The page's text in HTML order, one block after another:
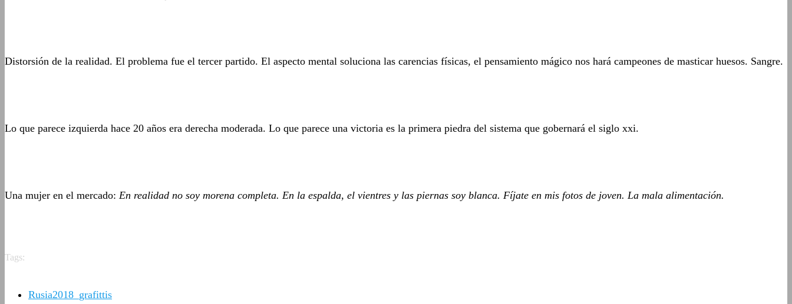
Distorsión de la realidad. El problema fue el tercer partido. El aspecto mental soluciona las carencias físicas, el pensamiento mágico nos hará campeones de masticar huesos. Sangre.
Lo que parece izquierda hace 20 años era derecha moderada. Lo que parece una victoria es la primera piedra del sistema que gobernará el siglo xxi.
Una mujer en el mercado: En realidad no soy morena completa. En la espalda, el vientres y las piernas soy blanca. Fíjate en mis fotos de joven. La mala alimentación.
Tags:
Rusia2018_grafittis